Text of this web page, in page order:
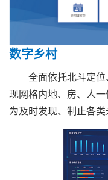
数字乡村
全面依托北斗定
现网格内地、房、人
为及时发现、制止各